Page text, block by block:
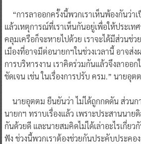
“การลาออกครั้งนี้พวกเราเห็นพ้องกันว่าเ
แล้วเหตุการณ์ที่เราเห็นกันอยู่เพื่อให้ประเท
คลุมเครือก็จะหายไปด้วย เราจะได้มีส่วนช่
เมืองที่อาจมีต่อนายกฯในช่วงเวลานี้ อาจส่ง
การบริหารงาน เราคิดร่วมกันแล้วจึงลาออก
ชัดเจน เช่น ในเรื่องการปรับ ครม.” นายอุต
นายอุตตม ยืนยันว่า ไม่ได้ถูกกดดัน ส่วนก
นายกฯ ทราบเรื่องแล้ว เพราะประสานนา
กันด้วยดี และนายสมคิดไม่ได้เล่าอะไรเกี่ย
ฟัง ช่วงนี้พวกเราต้องช่วยกันประคับประคอ